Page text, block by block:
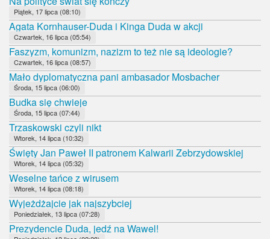
Piątek, 17 lipca (08:10)
Agata Kornhauser-Duda i Kinga Duda w akcji
Czwartek, 16 lipca (05:54)
Faszyzm, komunizm, nazizm to też nie są ideologie?
Czwartek, 16 lipca (08:57)
Mało dyplomatyczna pani ambasador Mosbacher
Środa, 15 lipca (06:00)
Budka się chwieje
Środa, 15 lipca (07:44)
Trzaskowski czyli nikt
Wtorek, 14 lipca (10:32)
Święty Jan Paweł II patronem Kalwarii Zebrzydowskiej
Wtorek, 14 lipca (05:32)
Weselne tańce z wirusem
Wtorek, 14 lipca (08:18)
Wyjeżdżajcie jak najszybciej
Poniedziałek, 13 lipca (07:28)
Prezydencie Duda, jedź na Wawel!